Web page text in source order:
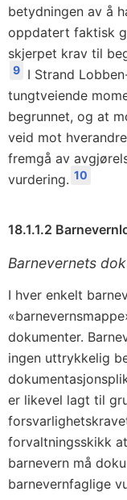
betydningen av å
oppdatert faktisk
skjerpet krav til
9 I Strand
tungtveiende
begrunnet, og at
veid mot
fremgå av
vurdering. 10
18.1.1.2
Barnevernets
I hver enkelt
dokumenter.
ingen uttrykkelig
er likevel lagt til
forvaltningsskikk
barnevern må
barnevernfaglige